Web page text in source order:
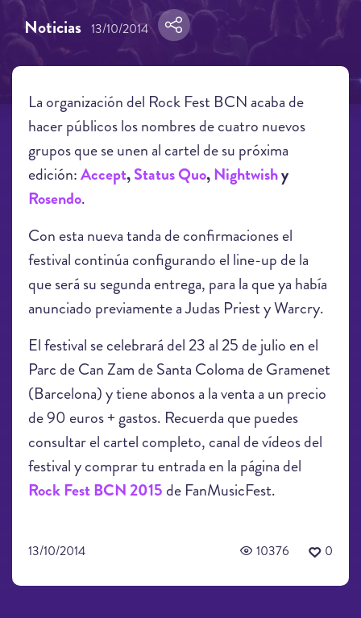
Noticias 13/10/2014
La organización del Rock Fest BCN acaba de
hacer públicos los nombres de cuatro nuevos
grupos que se unen al cartel de su próxima
edición:Accept,Status Quo,Nightwishy
Rosendo.
Con esta nueva tanda de confirmaciones el
festival continúa configurando el line-up de la
que será su segunda entrega, para la que ya había
anunciado previamente a Judas Priest y Warcry.
El festival se celebrará del 23 al 25 de julio en el
Parc de Can Zam de Santa Coloma de Gramenet
(Barcelona) y tiene abonos a la venta a un precio
de 90 euros + gastos. Recuerda que puedes
consultar el cartel completo, canal de vídeos del
festival y comprar tu entrada en la página del
Rock Fest BCN 2015 de FanMusicFest.
13/10/2014 10376 0